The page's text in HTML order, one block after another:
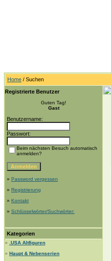
Home / Suchen
Registrierte Benutzer
Guten Tag!
Gast
Benutzername:
Passwort:
Beim nächsten Besuch automatisch
anmelden?
» Password vergessen
» Registrierung
» Kontakt
» Schlüsselwörter/Suchwörter:
Kategorien
»
.USA Altfiguren
» Haupt & Nebenserien